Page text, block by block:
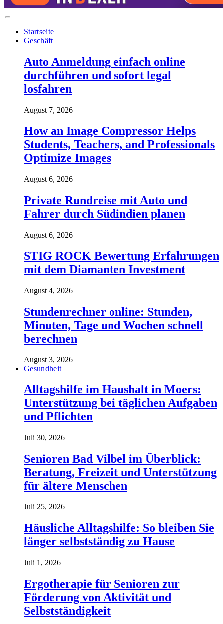
Startseite
Geschäft
Auto Anmeldung einfach online
durchführen und sofort legal
losfahren
August 7, 2026
How an Image Compressor Helps
Students, Teachers, and Professionals
Optimize Images
August 6, 2026
Private Rundreise mit Auto und
Fahrer durch Südindien planen
August 6, 2026
STIG ROCK Bewertung Erfahrungen
mit dem Diamanten Investment
August 4, 2026
Stundenrechner online: Stunden,
Minuten, Tage und Wochen schnell
berechnen
August 3, 2026
Gesundheit
Alltagshilfe im Haushalt in Moers:
Unterstützung bei täglichen Aufgaben
und Pflichten
Juli 30, 2026
Senioren Bad Vilbel im Überblick:
Beratung, Freizeit und Unterstützung
für ältere Menschen
Juli 25, 2026
Häusliche Alltagshilfe: So bleiben Sie
länger selbstständig zu Hause
Juli 1, 2026
Ergotherapie für Senioren zur
Förderung von Aktivität und
Selbstständigkeit